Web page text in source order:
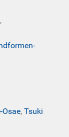
Osae, Tsuki